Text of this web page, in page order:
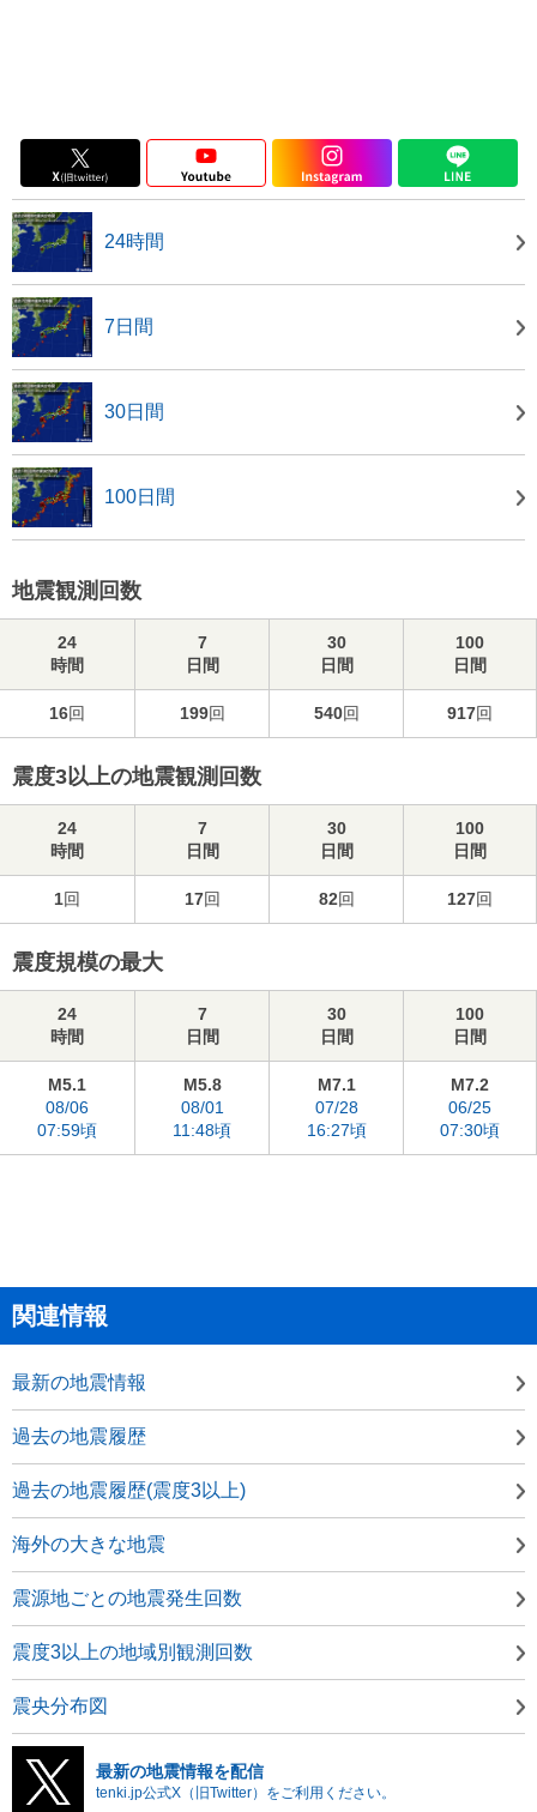
24時間
7日間
30日間
100日間
地震観測回数
24
時間
7
日間
30
日間
100
日間
16回 199回 540回 917回
震度3以上の地震観測回数
24
時間
7
日間
30
日間
100
日間
1回 17回 82回 127回
震度規模の最大
24
時間
7
日間
30
日間
100
日間
M5.1
08/06
07:59頃
M5.8
08/01
11:48頃
M7.1
07/28
16:27頃
M7.2
06/25
07:30頃
関連情報
最新の地震情報
過去の地震履歴
過去の地震履歴(震度3以上)
海外の大きな地震
震源地ごとの地震発生回数
震度3以上の地域別観測回数
震央分布図
最新の地震情報を配信
tenki.jp公式X（旧Twitter）をご利用ください。